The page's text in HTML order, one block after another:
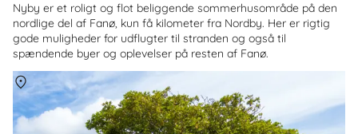
Nyby er et roligt og flot beliggende sommerhusområde på den
nordlige del af Fanø, kun få kilometer fra Nordby. Her er rigtig
gode muligheder for udflugter til stranden og også til
spændende byer og oplevelser på resten af Fanø.
Om Nordby